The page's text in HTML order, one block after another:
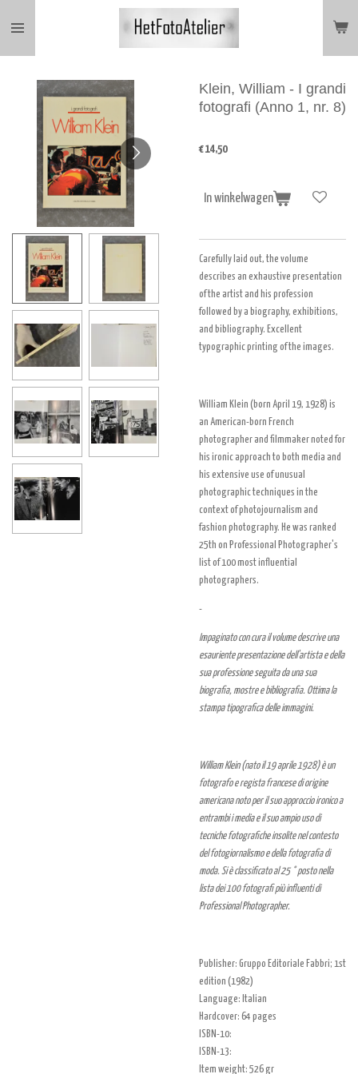
direct
hoofdinhoud
Klein, William - I grandi
fotografi (Anno 1, nr. 8)
€ 14,50
In winkelwagen
Carefully laid out, the volume
describes an exhaustive presentation
of the artist and his profession
followed by a biography, exhibitions,
and bibliography. Excellent
typographic printing of the images.
William Klein (born April 19, 1928) is
an American-born French
photographer and filmmaker noted for
his ironic approach to both media and
his extensive use of unusual
photographic techniques in the
context of photojournalism and
fashion photography. He was ranked
25th on Professional Photographer's
list of 100 most influential
photographers.
-
Impaginato con cura il volume descrive una
esauriente presentazione dell'artista e della
sua professione seguita da una sua
biografia, mostre e bibliografia. Ottima la
stampa tipografica delle immagini.
William Klein (nato il 19 aprile 1928) è un
fotografo e regista francese di origine
americana noto per il suo approccio ironico a
entrambi i media e il suo ampio uso di
tecniche fotografiche insolite nel contesto
del fotogiornalismo e della fotografia di
moda. Si è classificato al 25 ° posto nella
lista dei 100 fotografi più influenti di
Professional Photographer.
Publisher: Gruppo Editoriale Fabbri; 1st
edition (1982)
Language: Italian
Hardcover: 64 pages
ISBN-10:
ISBN-13:
Item weight: 526 gr